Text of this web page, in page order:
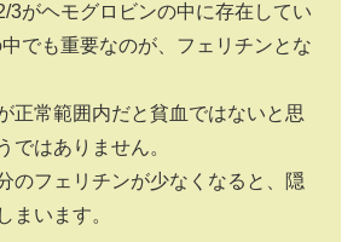
3がヘモグロビンの中に存在してい
でも重要なのが、フェリチンとな
正常範囲内だと貧血ではないと思
ではありません。
のフェリチンが少なくなると、隠
まいます。